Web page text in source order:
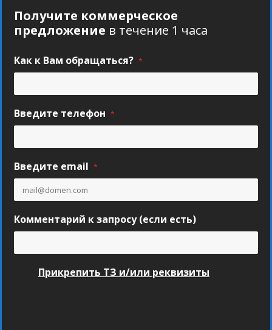
Получите коммерческое
предложение в течение 1 часа
Как к Вам обращаться? *
Введите телефон *
Введите email *
Комментарий к запросу (если есть)
Прикрепить ТЗ и/или реквизиты